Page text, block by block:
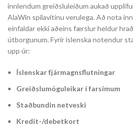
innlendum greiðsluleiðum aukað
AlaWin spilavítinu verulega. Að nota
einfaldar ekki aðeins færslur heldur
útborgunum. Fyrir íslenska notendur
upp úr:
Íslenskar fjármagnsflutningar
Greiðslumöguleikar í farsímum
Staðbundin netveski
Kredit-/debetkort